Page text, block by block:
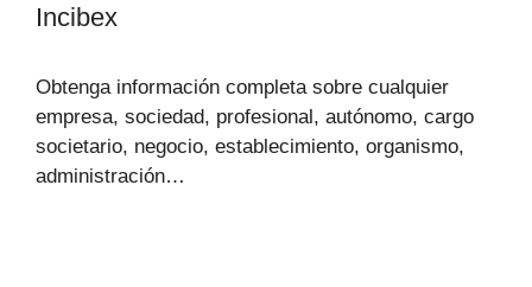
Incibex
Obtenga información completa sobre cualquier
empresa, sociedad, profesional, autónomo, cargo
societario, negocio, establecimiento, organismo,
administración…